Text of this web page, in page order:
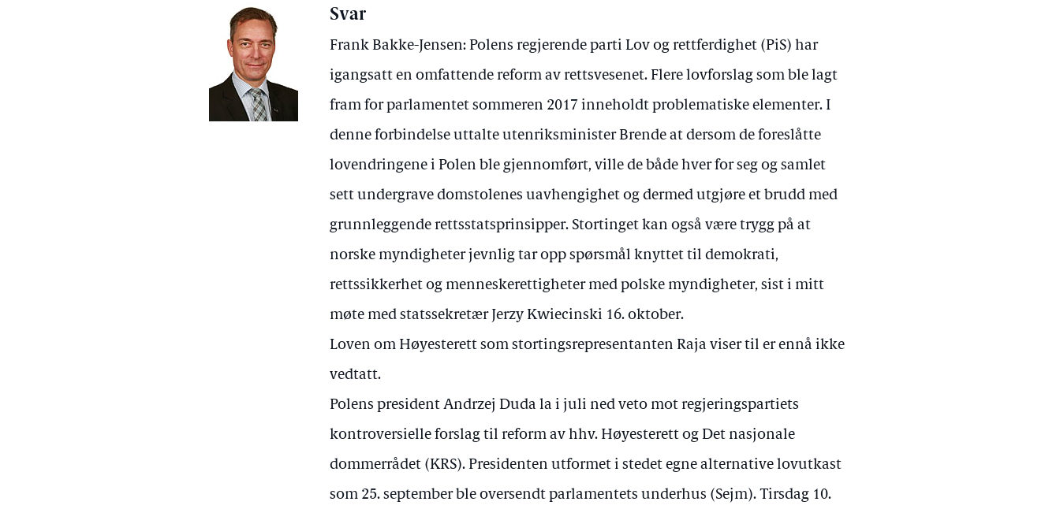
Svar
Frank Bakke-Jensen: Polens regjerende parti Lov og rettferdighet (PiS) har
igangsatt en omfattende reform av rettsvesenet. Flere lovforslag som ble lagt
fram for parlamentet sommeren 2017 inneholdt problematiske elementer. I
denne forbindelse uttalte utenriksminister Brende at dersom de foreslåtte
lovendringene i Polen ble gjennomført, ville de både hver for seg og samlet
sett undergrave domstolenes uavhengighet og dermed utgjøre et brudd med
grunnleggende rettsstatsprinsipper. Stortinget kan også være trygg på at
norske myndigheter jevnlig tar opp spørsmål knyttet til demokrati,
rettssikkerhet og menneskerettigheter med polske myndigheter, sist i mitt
møte med statssekretær Jerzy Kwiecinski 16. oktober.
Loven om Høyesterett som stortingsrepresentanten Raja viser til er ennå ikke
vedtatt.
Polens president Andrzej Duda la i juli ned veto mot regjeringspartiets
kontroversielle forslag til reform av hhv. Høyesterett og Det nasjonale
dommerrådet (KRS). Presidenten utformet i stedet egne alternative lovutkast
som 25. september ble oversendt parlamentets underhus (Sejm). Tirsdag 10.